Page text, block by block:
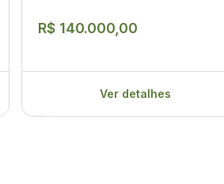
R$ 140.000,00
Ver detalhes